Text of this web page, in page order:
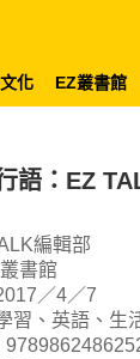
化 EZ叢書館
語：EZ
編輯部
書館
／4／7
習、英語、生